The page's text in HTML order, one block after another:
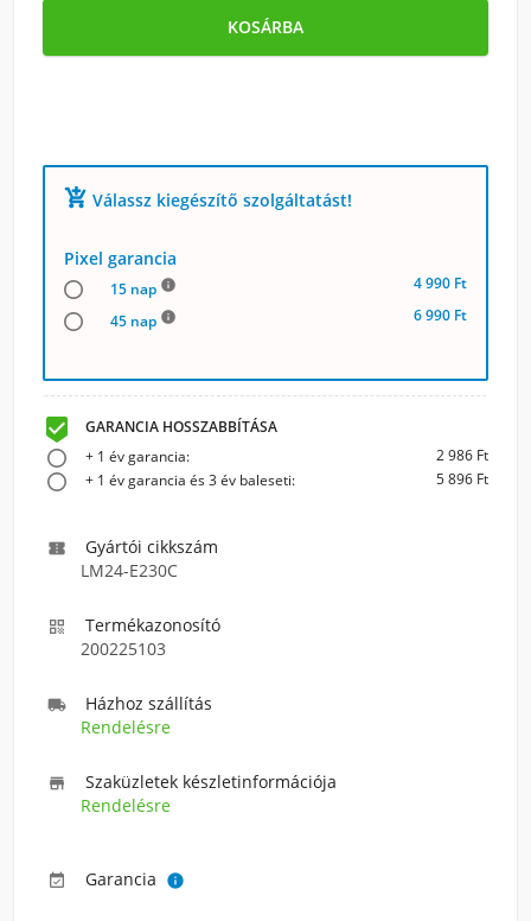
KOSÁRBA
add_shopping_cart Válassz kiegészítő szolgáltatást!
Pixel garancia
15 nap info
4 990 Ft
45 nap info 6 990 Ft

GARANCIA HOSSZABBÍTÁSA
+ 1 év garancia:
2 986 Ft
+ 1 év garancia és 3 év baleseti:
5 896 Ft

Gyártói cikkszám
LM24-E230C

Termékazonosító
200225103

Házhoz szállítás
Rendelésre

Szaküzletek készletinformációja
Rendelésre
 Garancia 